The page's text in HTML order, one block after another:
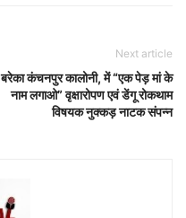
Next article
बरेका कंचनपुर कालोनी, में “एक पेड़ मां के
नाम लगाओ” वृक्षारोपण एवं डेंगू रोकथाम
विषयक नुक्कड़ नाटक संपन्न